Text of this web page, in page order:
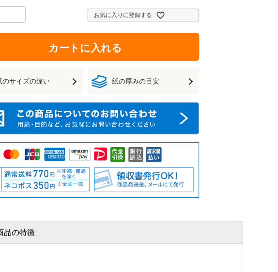
お気に入りに登録する
カートに入れる
のサイズの違い 紙の厚みの目安
品の特徴